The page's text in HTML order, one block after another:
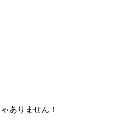
ありません！